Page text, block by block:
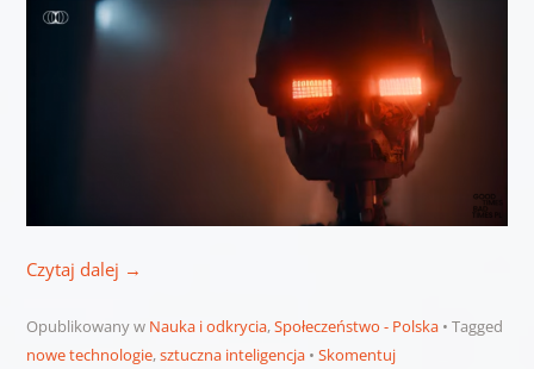
Czytaj dalej →
Opublikowany w Nauka i odkrycia,Społeczeństwo - Polska
Tagged
nowe technologie,sztuczna inteligencja Skomentuj